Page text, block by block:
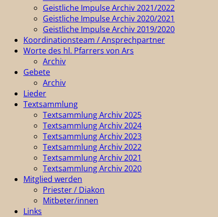
Geistliche Impulse Archiv 2021/2022
Geistliche Impulse Archiv 2020/2021
Geistliche Impulse Archiv 2019/2020
Koordinationsteam / Ansprechpartner
Worte des hl. Pfarrers von Ars
Archiv
Gebete
Archiv
Lieder
Textsammlung
Textsammlung Archiv 2025
Textsammlung Archiv 2024
Textsammlung Archiv 2023
Textsammlung Archiv 2022
Textsammlung Archiv 2021
Textsammlung Archiv 2020
Mitglied werden
Priester / Diakon
Mitbeter/innen
Links